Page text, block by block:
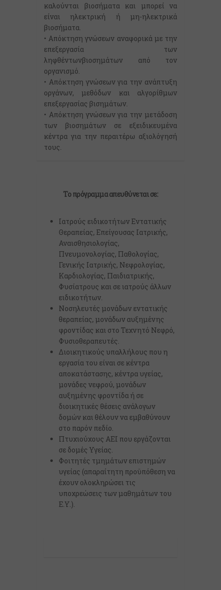
καλούνται βιοσήματα και μπορεί να
είναι ηλεκτρική ή μη-ηλεκτρικά
βιοσήματα.
• Απόκτηση γνώσεων αναφορικά με την
επεξεργασία των
ληφθέντωνβιοσημάτων από τον
οργανισμό.
• Απόκτηση γνώσεων για την ανάπτυξη
οργάνων, μεθόδων και αλγορίθμων
επεξεργασίας βισημάτων.
• Απόκτηση γνώσεων για την μετάδοση
των βιοσημάτων σε εξειδικευμένα
κέντρα για την περαιτέρω αξιολόγησή
τους.
Το πρόγραμμα απευθύνεται σε:
Ιατρούς ειδικοτήτων Εντατικής
Θεραπείας, Επείγουσας Ιατρικής,
Αναισθησιολογίας,
Πνευμονολογίας, Παθολογίας,
Γενικής Ιατρικής, Νεφρολογίας,
Καρδιολογίας, Παιδιατρικής,
Φυσίατρους και σε ιατρούς άλλων
ειδικοτήτων.
Νοσηλευτές μονάδων εντατικής
θεραπείας, μονάδων αυξημένης
φροντίδας και στο Τεχνητό Νεφρό,
Φυσιοθεραπευτές.
Διοικητικούς υπαλλήλους που η
εργασία του είναι σε κέντρα
αποκατάστασης, κέντρα υγείας,
μονάδες νεφρού, μονάδων
αυξημένης φροντίδα ή σε
διοικητικές θέσεις ανάλογων
δομών και θέλουν να εμβαθύνουν
στο παρόν πεδίο.
Πτυχιούχους ΑΕΙ που εργάζονται
σε δομές Υγείας.
Φοιτητές τμημάτων επιστημών
υγείας (απαραίτητη προϋπόθεση να
έχουν ολοκληρώσει τις
υποχρεώσεις των μαθημάτων του
Ε.Υ.).